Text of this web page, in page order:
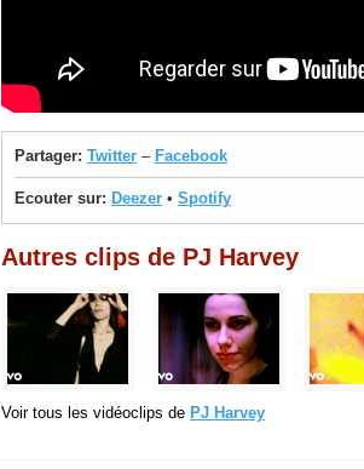
Partager: Twitter – Facebook
Ecouter sur: Deezer • Spotify
Autres clips de PJ Harvey
Voir tous les vidéoclips de PJ Harvey